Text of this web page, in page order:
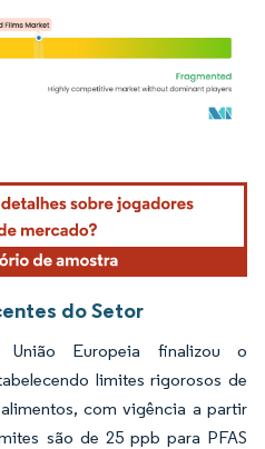
requer atribuição conforme CC BY 4.0.
do Setor
Europeia finalizou o
limites rigorosos de
com vigência a partir
são de 25 ppb para PFAS